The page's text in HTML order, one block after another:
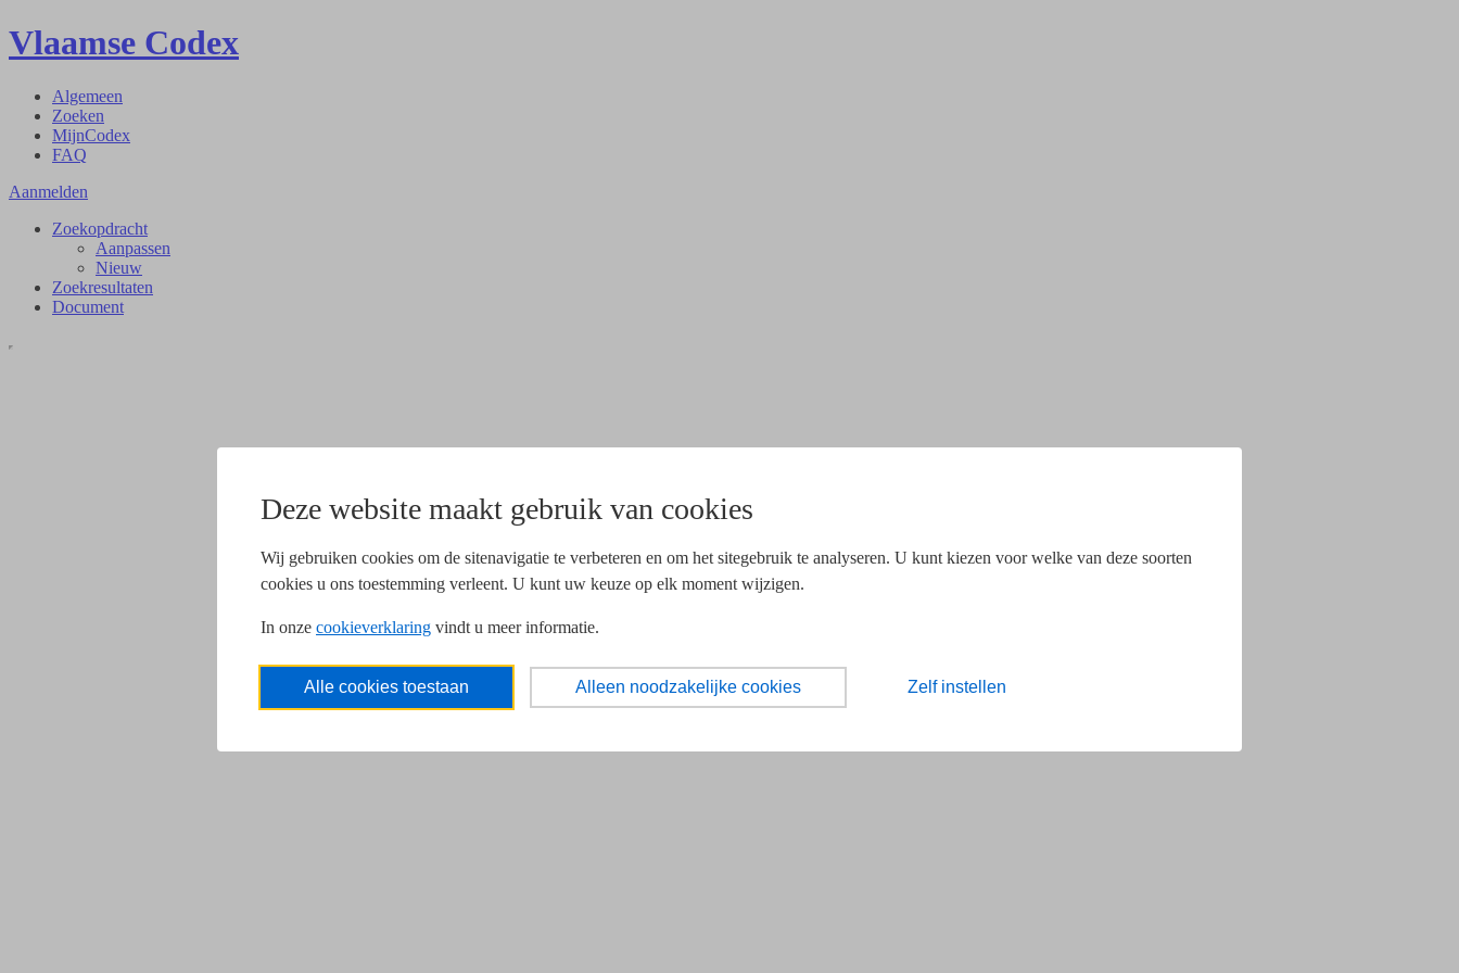
Deze website maakt gebruik van cookies
Wij gebruiken cookies om de sitenavigatie te verbeteren en om het sitegebruik te analyseren. U kunt kiezen voor welke van deze soorten
cookies u ons toestemming verleent. U kunt uw keuze op elk moment wijzigen.
In onze cookieverklaring vindt u meer informatie.
Alle cookies toestaan Alleen noodzakelijke cookies Zelf instellen
Vlaamse Codex
Algemeen
Zoeken
MijnCodex
FAQ
Aanmelden
Zoekopdracht
Aanpassen
Nieuw
Zoekresultaten
Document